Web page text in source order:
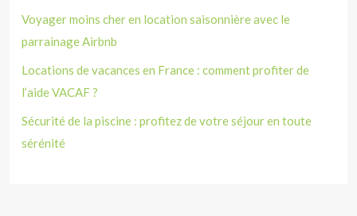
Voyager moins cher en location saisonnière avec le
parrainage Airbnb
Locations de vacances en France : comment profiter de
l’aide VACAF ?
Sécurité de la piscine : profitez de votre séjour en toute
sérénité